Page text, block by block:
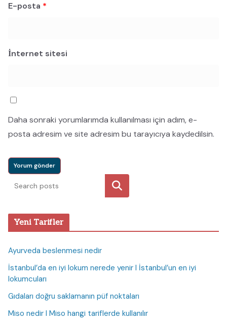
E-posta *
İnternet sitesi
Daha sonraki yorumlarımda kullanılması için adım, e-
posta adresim ve site adresim bu tarayıcıya kaydedilsin.
Ara
Yeni Tarifler
Ayurveda beslenmesi nedir
İstanbul’da en iyi lokum nerede yenir I İstanbul’un en iyi
lokumcuları
Gıdaları doğru saklamanın püf noktaları
Miso nedir I Miso hangi tariflerde kullanılır